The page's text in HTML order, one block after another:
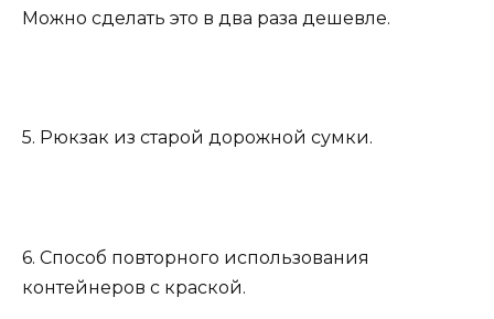
Можно сделать это в два раза дешевле.
5. Рюкзак из старой дорожной сумки.
6. Способ повторного использования
контейнеров с краской.